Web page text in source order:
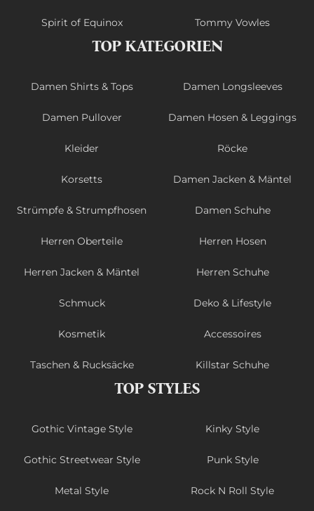
Spirit of Equinox Tommy Vowles
TOP KATEGORIEN
Damen Shirts & Tops Damen Longsleeves
Damen Pullover Damen Hosen & Leggings
Kleider Röcke
Korsetts Damen Jacken & Mäntel
Strümpfe & Strumpfhosen Damen Schuhe
Herren Oberteile Herren Hosen
Herren Jacken & Mäntel Herren Schuhe
Schmuck Deko & Lifestyle
Kosmetik Accessoires
Taschen & Rucksäcke Killstar Schuhe
TOP STYLES
Gothic Vintage Style Kinky Style
Gothic Streetwear Style Punk Style
Metal Style Rock N Roll Style